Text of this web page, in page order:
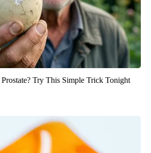
Try This Simple Trick Tonight